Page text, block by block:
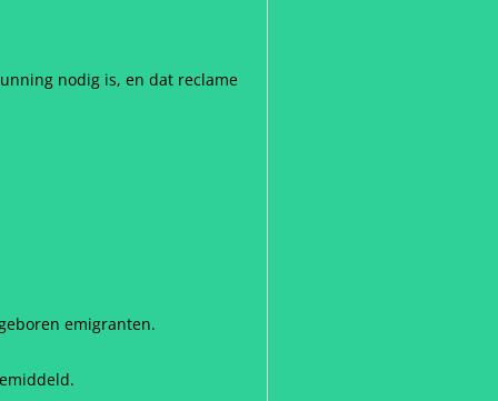
nodig is, en dat reclame
emigranten.